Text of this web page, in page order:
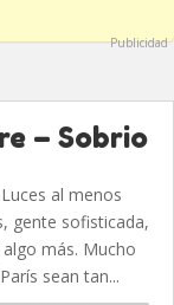
Publicidad
– Sobrio
al menos
gente sofisticada,
más. Mucho
sean tan...